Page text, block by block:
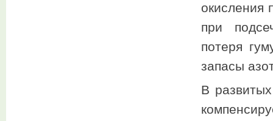
окисления
при
потеря
запасы
В